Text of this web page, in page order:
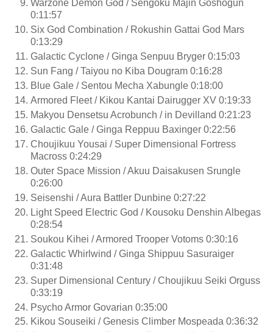
Warzone Demon God / Sengoku Majin Goshogun
0:11:57
Six God Combination / Rokushin Gattai God Mars
0:13:29
Galactic Cyclone / Ginga Senpuu Bryger 0:15:03
Sun Fang / Taiyou no Kiba Dougram 0:16:28
Blue Gale / Sentou Mecha Xabungle 0:18:00
Armored Fleet / Kikou Kantai Dairugger XV 0:19:33
Makyou Densetsu Acrobunch / in Devilland 0:21:23
Galactic Gale / Ginga Reppuu Baxinger 0:22:56
Choujikuu Yousai / Super Dimensional Fortress
Macross 0:24:29
Outer Space Mission / Akuu Daisakusen Srungle
0:26:00
Seisenshi / Aura Battler Dunbine 0:27:22
Light Speed Electric God / Kousoku Denshin Albegas
0:28:54
Soukou Kihei / Armored Trooper Votoms 0:30:16
Galactic Whirlwind / Ginga Shippuu Sasuraiger
0:31:48
Super Dimensional Century / Choujikuu Seiki Orguss
0:33:19
Psycho Armor Govarian 0:35:00
Kikou Souseiki / Genesis Climber Mospeada 0:36:32